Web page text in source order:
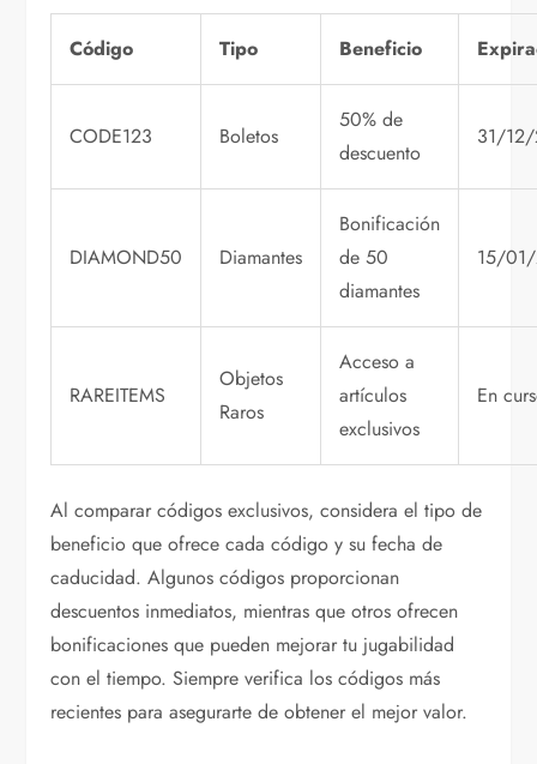
Código Tipo Beneficio
CODE123 Boletos
50% de
descuento
31/
DIAMOND50 Diamantes
Bonificación
de 50
diamantes
15/
RAREITEMS
Objetos
Raros
Acceso a
artículos
exclusivos
En
Al comparar códigos exclusivos, considera el tipo de
beneficio que ofrece cada código y su fecha de
caducidad. Algunos códigos proporcionan
descuentos inmediatos, mientras que otros ofrecen
bonificaciones que pueden mejorar tu jugabilidad
con el tiempo. Siempre verifica los códigos más
recientes para asegurarte de obtener el mejor valor.